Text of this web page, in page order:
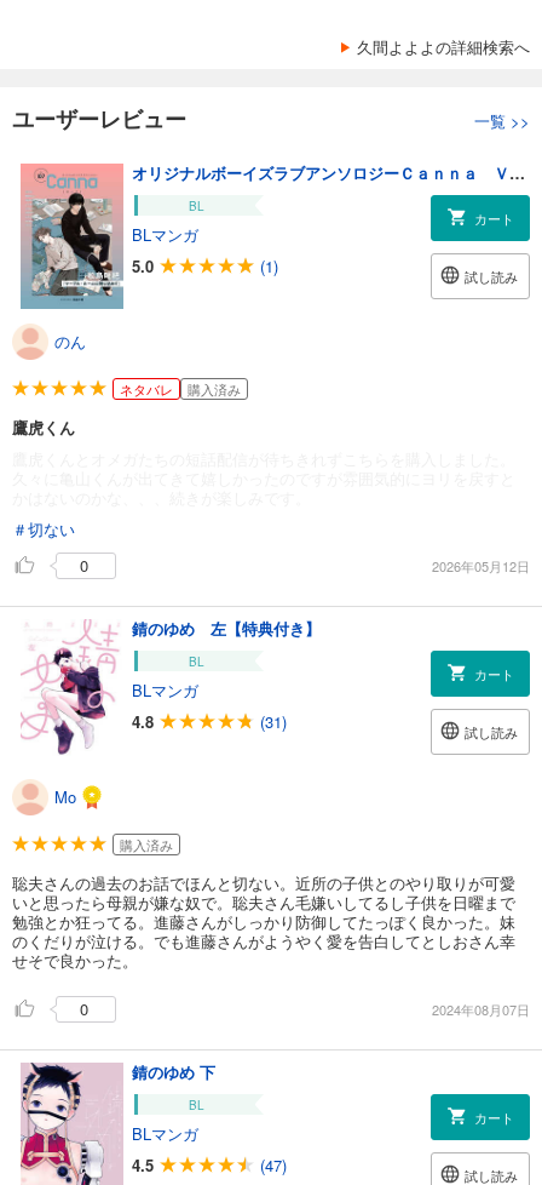
久間よよよの詳細検索へ
ユーザーレビュー 一覧 >>
オリジナルボーイズラブアンソロジーＣａｎｎａ Ｖｏｌ．１０７
BL
BLマンガ
5.0
(1)
カート
試し読み
のん
ネタバレ 購入済み
鷹虎くん
＃切ない
0
2026年05月12日
錆のゆめ 左【特典付き】
BL
BLマンガ
4.8
(31)
カート
試し読み
Mo
購入済み
聡夫さんの過去のお話でほんと切ない。近所の子供とのやり取りが可愛
いと思ったら母親が嫌な奴で。聡夫さん毛嫌いしてるし子供を日曜まで
勉強とか狂ってる。進藤さんがしっかり防御してたっぽく良かった。妹
のくだりが泣ける。でも進藤さんがようやく愛を告白してとしおさん幸
せそで良かった。
0 2024年08月07日
錆のゆめ 下
BL
BLマンガ
4.5
(47)
カート
試し読み